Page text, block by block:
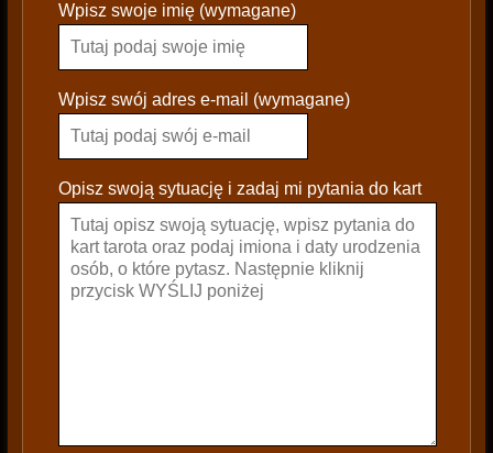
l
a
s
e
a
e
Wpisz swoje imię (wymagane)
Wpisz swój adres e-mail (wymagane)
Opisz swoją sytuację i zadaj mi pytania do kart